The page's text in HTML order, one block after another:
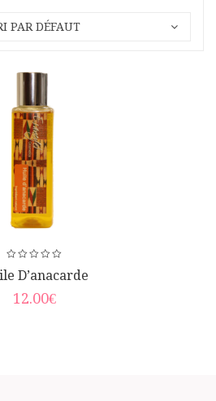
PAR DÉFAUT
D’anacarde
12.00€